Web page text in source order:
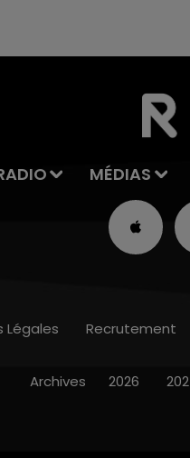
MÉDIAS
Légales Recrutement
Archives 2026